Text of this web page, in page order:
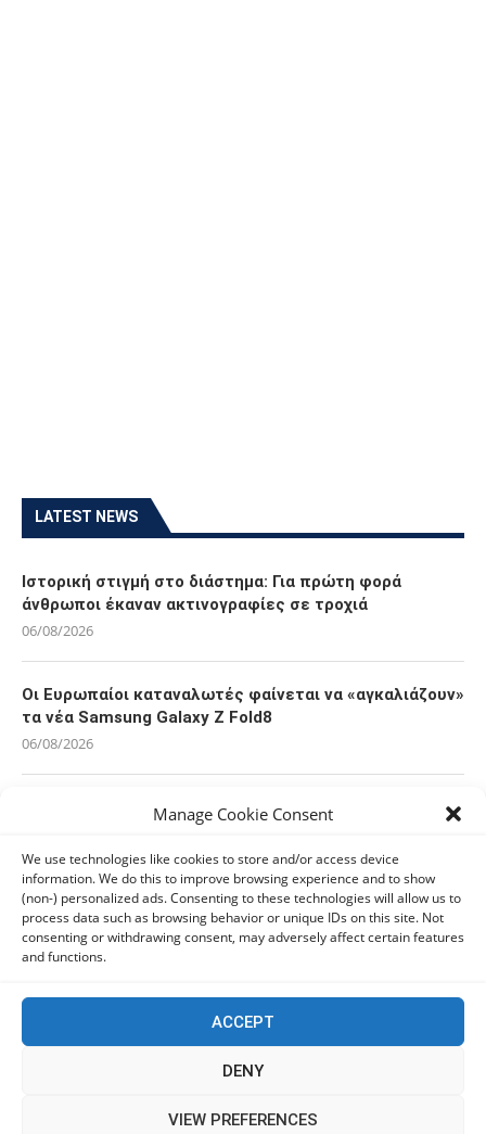
Manage Cookie Consent
We use technologies like cookies to store and/or access device
information. We do this to improve browsing experience and to show
(non-) personalized ads. Consenting to these technologies will allow us to
process data such as browsing behavior or unique IDs on this site. Not
consenting or withdrawing consent, may adversely affect certain features
and functions.
ACCEPT
DENY
VIEW PREFERENCES
LATEST NEWS
Ιστορική στιγμή στο διάστημα: Για πρώτη φορά
άνθρωποι έκαναν ακτινογραφίες σε τροχιά
06/08/2026
Οι Ευρωπαίοι καταναλωτές φαίνεται να «αγκαλιάζουν»
τα νέα Samsung Galaxy Z Fold8
06/08/2026
Οι χρήστες Mac είναι περισσότερο εκτεθειμένοι σε
κυβερνοαπειλές αλλά λαμβάνουν λιγότερα μέτρα
προστασίας
06/08/2026
Πόλη Χρυσοχούς: Σε εξέλιξη η ενοποίηση τεσσάρων
αρχαιολογικών χώρων (εικόνες)
όσους δεν συμμορφώθηκαν για τις επικίνδυνες
This website uses cookies to improve your experience. We'll